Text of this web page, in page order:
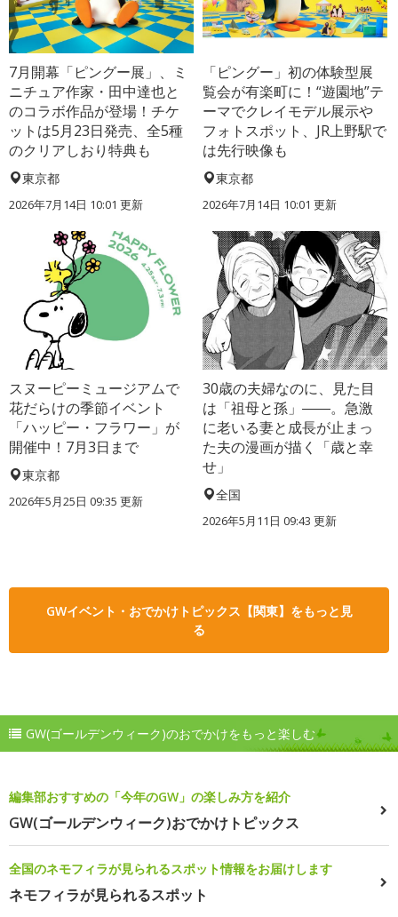
7月開幕「ピングー展」、ミ
ニチュア作家・田中達也と
のコラボ作品が登場！チケ
ットは5月23日発売、全5種
のクリアしおり特典も
東京都
2026年7月14日 10:01 更新
「ピングー」初の体験型展
覧会が有楽町に！“遊園地”テ
ーマでクレイモデル展示や
フォトスポット、JR上野駅で
は先行映像も
東京都
2026年7月14日 10:01 更新
スヌーピーミュージアムで
花だらけの季節イベント
「ハッピー・フラワー」が
開催中！7月3日まで
東京都
2026年5月25日 09:35 更新
30歳の夫婦なのに、見た目
は「祖母と孫」――。急激
に老いる妻と成長が止まっ
た夫の漫画が描く「歳と幸
せ」
全国
2026年5月11日 09:43 更新
GWイベント・おでかけトピックス【関東】をもっと見
る
GW(ゴールデンウィーク)のおでかけをもっと楽しむ
編集部おすすめの「今年のGW」の楽しみ方を紹介
GW(ゴールデンウィーク)おでかけトピックス
全国のネモフィラが見られるスポット情報をお届けします
ネモフィラが見られるスポット